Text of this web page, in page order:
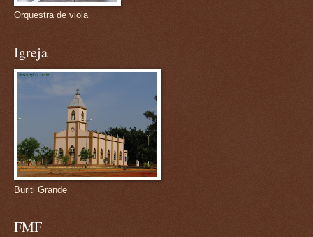
Orquestra de viola
Igreja
Buriti Grande
FMF